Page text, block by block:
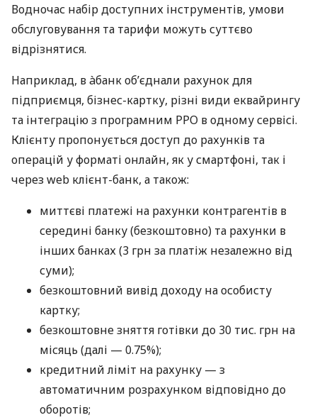
Водночас набір доступних інструментів, умови
обслуговування та тарифи можуть суттєво
відрізнятися.
Наприклад, в àбанк об’єднали рахунок для
підприємця, бізнес-картку, різні види еквайрингу
та інтеграцію з програмним РРО в одному сервісі.
Клієнту пропонується доступ до рахунків та
операцій у форматі онлайн, як у смартфоні, так і
через web клієнт-банк, а також:
миттєві платежі на рахунки контрагентів в
середині банку (безкоштовно) та рахунки в
інших банках (3 грн за платіж незалежно від
суми);
безкоштовний вивід доходу на особисту
картку;
безкоштовне зняття готівки до 30 тис. грн на
місяць (далі — 0.75%);
кредитний ліміт на рахунку — з
автоматичним розрахунком відповідно до
оборотів;